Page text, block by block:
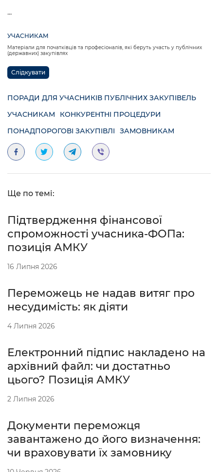
...
УЧАСНИКАМ
Матеріали для початківців та професіоналів, які беруть участь у публічних
(державних) закупівлях
Слідкувати
ПОРАДИ ДЛЯ УЧАСНИКІВ ПУБЛІЧНИХ ЗАКУПІВЕЛЬ
УЧАСНИКАМ
КОНКУРЕНТНІ ПРОЦЕДУРИ
ПОНАДПОРОГОВІ ЗАКУПІВЛІ
ЗАМОВНИКАМ
Ще по темі:
Підтвердження фінансової
спроможності учасника-ФОПа:
позиція АМКУ
16 Липня 2026
Переможець не надав витяг про
несудимість: як діяти
4 Липня 2026
Електронний підпис накладено на
архівний файл: чи достатньо
цього? Позиція АМКУ
2 Липня 2026
Документи переможця
завантажено до його визначення:
чи враховувати їх замовнику